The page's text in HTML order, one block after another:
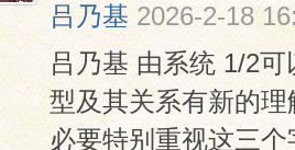
吕乃基 2026-2-18
吕乃基 由系统 1/2
型及其关系有新的
必要特别重视这三